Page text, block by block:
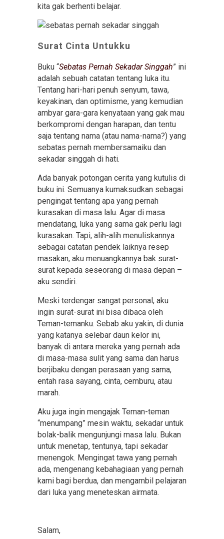
kita gak berhenti belajar.
Surat Cinta Untukku
Buku “Sebatas Pernah Sekadar Singgah” ini
adalah sebuah catatan tentang luka itu.
Tentang hari-hari penuh senyum, tawa,
keyakinan, dan optimisme, yang kemudian
ambyar gara-gara kenyataan yang gak mau
berkompromi dengan harapan, dan tentu
saja tentang nama (atau nama-nama?) yang
sebatas pernah membersamaiku dan
sekadar singgah di hati.
Ada banyak potongan cerita yang kutulis di
buku ini. Semuanya kumaksudkan sebagai
pengingat tentang apa yang pernah
kurasakan di masa lalu. Agar di masa
mendatang, luka yang sama gak perlu lagi
kurasakan. Tapi, alih-alih menuliskannya
sebagai catatan pendek laiknya resep
masakan, aku menuangkannya bak surat-
surat kepada seseorang di masa depan –
aku sendiri.
Meski terdengar sangat personal, aku
ingin surat-surat ini bisa dibaca oleh
Teman-temanku. Sebab aku yakin, di dunia
yang katanya selebar daun kelor ini,
banyak di antara mereka yang pernah ada
di masa-masa sulit yang sama dan harus
berjibaku dengan perasaan yang sama,
entah rasa sayang, cinta, cemburu, atau
marah.
Aku juga ingin mengajak Teman-teman
“menumpang” mesin waktu, sekadar untuk
bolak-balik mengunjungi masa lalu. Bukan
untuk menetap, tentunya, tapi sekadar
menengok. Mengingat tawa yang pernah
ada, mengenang kebahagiaan yang pernah
kami bagi berdua, dan mengambil pelajaran
dari luka yang meneteskan airmata.
Salam,